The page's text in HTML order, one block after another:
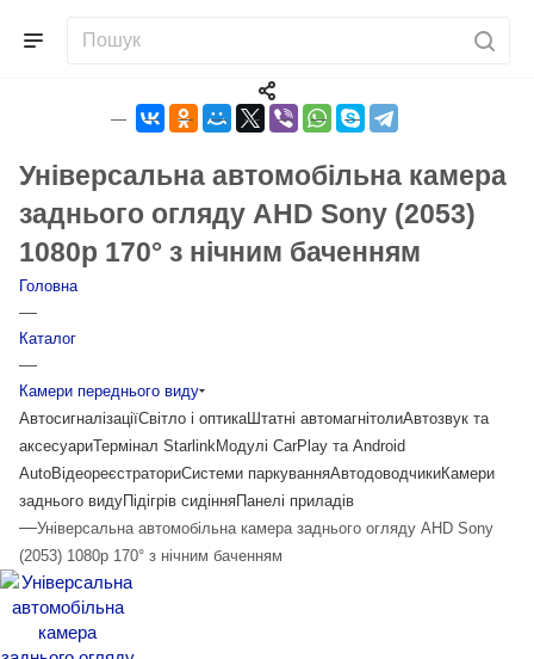
Універсальна автомобільна камера
заднього огляду AHD Sony (2053)
1080p 170° з нічним баченням
Головна
—
Каталог
—
Камери переднього виду
АвтосигналізаціїСвітло і оптикаШтатні автомагнітолиАвтозвук та
аксесуариТермінал StarlinkМодулі CarPlay та Android
AutoВідеореєстраториСистеми паркуванняАвтодоводчикиКамери
заднього видуПідігрів сидінняПанелі приладів
—Універсальна автомобільна камера заднього огляду AHD Sony
(2053) 1080p 170° з нічним баченням